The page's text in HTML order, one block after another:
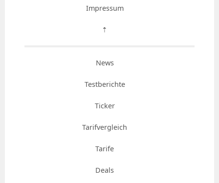
Impressum
⇡
News
Testberichte
Ticker
Tarifvergleich
Tarife
Deals